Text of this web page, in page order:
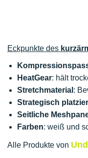
Eckpunkte des
HeatGear: hält
Stretchmaterial :
Strategisch
Seitliche
Farben: weiß und
Alle Produkte von